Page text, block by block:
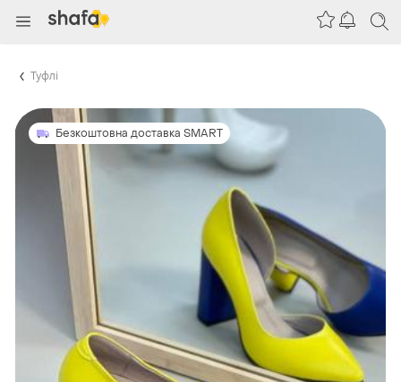
Туфлі
Безкоштовна доставка SMART